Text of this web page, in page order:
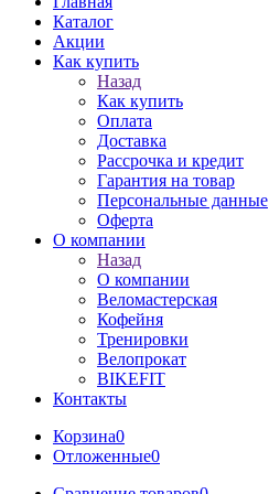
Каталог
Акции
Как купить
Назад
Как купить
Оплата
Доставка
Рассрочка и кредит
Гарантия на товар
Персональные данные
Оферта
О компании
Назад
О компании
Веломастерская
Кофейня
Тренировки
Велопрокат
BIKEFIT
Контакты
Корзина0
Отложенные0